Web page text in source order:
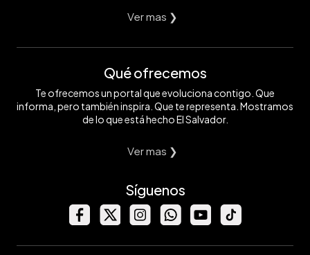
Ver mas ❯
Qué ofrecemos
Te ofrecemos un portal que evoluciona contigo. Que
informa, pero también inspira. Que te representa. Mostramos
de lo que está hecho El Salvador.
Ver mas ❯
Síguenos